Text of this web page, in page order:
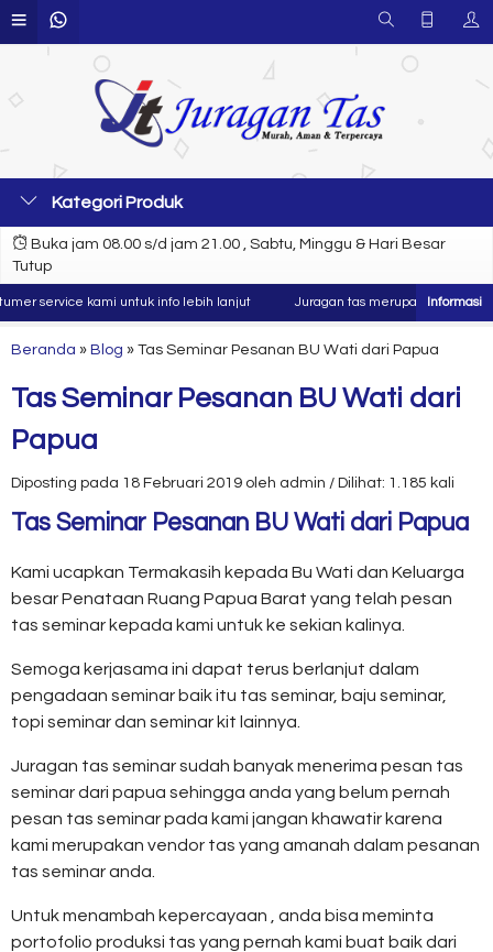
Kategori Produk
Buka jam 08.00 s/d jam 21.00 , Sabtu, Minggu & Hari Besar
Tutup
service kami untuk info lebih lanjut Juragan tas merupakan produsen
Beranda » Blog » Tas Seminar Pesanan BU Wati dari Papua
Tas Seminar Pesanan BU Wati dari
Papua
Diposting pada 18 Februari 2019 oleh admin / Dilihat: 1.185 kali
Tas Seminar Pesanan BU Wati dari Papua
Kami ucapkan Termakasih kepada Bu Wati dan Keluarga
besar Penataan Ruang Papua Barat yang telah pesan
tas seminar kepada kami untuk ke sekian kalinya.
Semoga kerjasama ini dapat terus berlanjut dalam
pengadaan seminar baik itu tas seminar, baju seminar,
topi seminar dan seminar kit lainnya.
Juragan tas seminar sudah banyak menerima pesan tas
seminar dari papua sehingga anda yang belum pernah
pesan tas seminar pada kami jangan khawatir karena
kami merupakan vendor tas yang amanah dalam pesanan
tas seminar anda.
Untuk menambah kepercayaan , anda bisa meminta
portofolio produksi tas yang pernah kami buat baik dari